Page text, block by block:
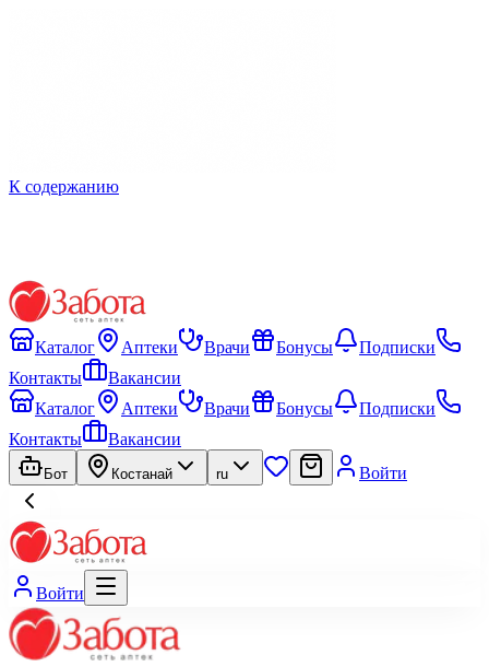
К содержанию
Каталог Аптеки Врачи Бонусы
Подписки
Контакты
Вакансии
Каталог
Аптеки Врачи Бонусы
Подписки
Контакты
Вакансии
Бот Костанай ru Войти
Войти